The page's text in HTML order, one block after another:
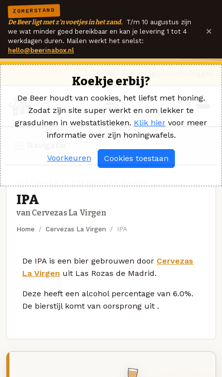
ZOMERSTAND
De Beer ligt met z'n voetjes in het zand. T/m 10 augustus zijn
we wat minder goed bereikbaar en kan je levering 1 tot 4
werkdagen duren. Mailen werkt het snelst:
hello@beerinabox.nl
×
IPA
van Cervezas La Virgen
Home Cervezas La Virgen IPA
De IPA is een bier gebrouwen door Cervezas
La Virgen uit Las Rozas de Madrid.
Deze heeft een alcohol percentage van 6.0%.
De bierstijl komt van oorsprong uit .
Koekje erbij?
De Beer houdt van cookies, het liefst met honing.
Zodat zijn site super werkt en om lekker te
grasduinen in webstatistieken. Klik hier voor meer
informatie over zijn honingwafels.
Voorkeuren Cookies toestaan